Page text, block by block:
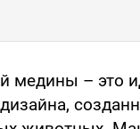
медины – это